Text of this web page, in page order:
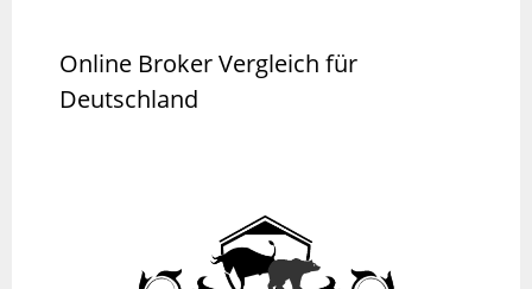
Online Broker Vergleich für
Deutschland